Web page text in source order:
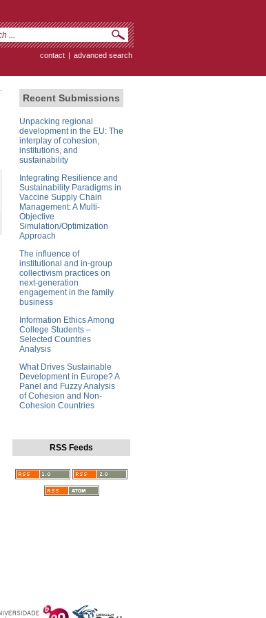
contact | advanced search
Recent Submissions
Unpacking regional
development in the EU: The
interplay of cohesion,
institutions, and
sustainability
Integrating Resilience and
Sustainability Paradigms in
Vaccine Supply Chain
Management: A Multi-
Objective
Simulation/Optimization
Approach
The influence of
institutional and in-group
collectivism practices on
next-generation
engagement in the family
business
Information Ethics Among
College Students –
Selected Countries
Analysis
What Drives Sustainable
Development in Europe? A
Panel and Fuzzy Analysis
of Cohesion and Non-
Cohesion Countries
RSS Feeds